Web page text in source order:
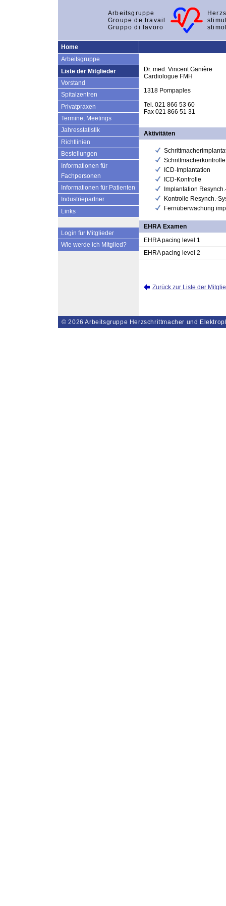
Arbeitsgruppe
Groupe de travail
Gruppo di lavoro
Home
Arbeitsgruppe
Liste der Mitglieder
Vorstand
Spitalzentren
Privatpraxen
Termine, Meetings
Jahresstatistik
Richtlinien
Bestellungen
Informationen für
Fachpersonen
Informationen für Patienten
Industriepartner
Links
Login für Mitglieder
Wie werde ich Mitglied?
Dr. med. Vincent Ganière
Cardiologue FMH
1318 Pompaples
Tel. 021 866 53 60
Fax 021 866 51 31
Aktivitäten
Schrittmacherkontrolle
ICD-Implantation
ICD-Kontrolle
Implantation
Kontrolle Resynch.-
Fernüberwachung
EHRA Examen
EHRA pacing level 1
EHRA pacing level 2
Zurück zur Liste der
© 2026 Arbeitsgruppe Herzschrittmacher und